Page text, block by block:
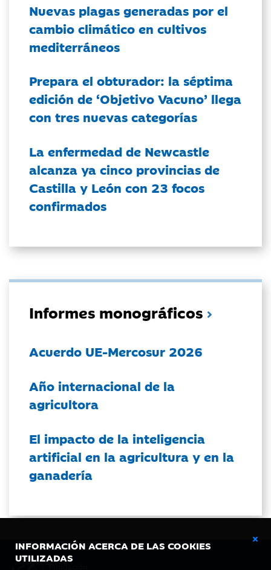
INFORMACIÓN ACERCA DE LAS COOKIES
UTILIZADAS
Nuevas plagas generadas por el
cambio climático en cultivos
mediterráneos
Prepara el obturador: la séptima
edición de ‘Objetivo Vacuno’ llega
con tres nuevas categorías
La enfermedad de Newcastle
alcanza ya cinco provincias de
Castilla y León con 23 focos
confirmados
Informes monográficos
Acuerdo UE-Mercosur 2026
Año internacional de la
agricultora
El impacto de la inteligencia
artificial en la agricultura y en la
ganadería